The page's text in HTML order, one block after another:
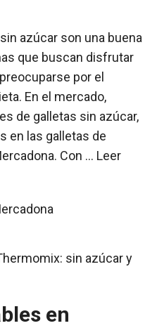
azúcar son una buena
que buscan disfrutar
por el
En el mercado,
de galletas sin azúcar,
en las galletas de
Con … Leer
en